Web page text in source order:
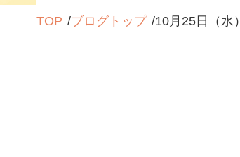
TOP ブログトップ 10月25日（水